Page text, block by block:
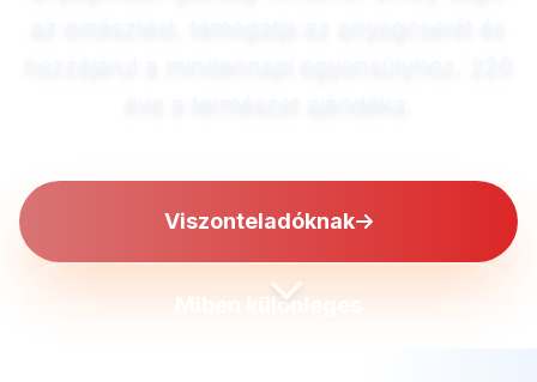
Viszonteladóknak
Miben különleges